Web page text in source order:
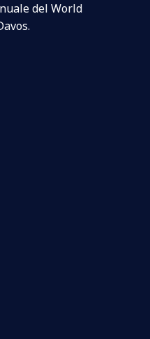
del World